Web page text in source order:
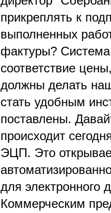
прикреплять к
выполненных
фактуры? Система
соответствие
должны делать
стать удобным
поставлены.
происходит
ЭЦП. Это
для электронного
Коммерческим